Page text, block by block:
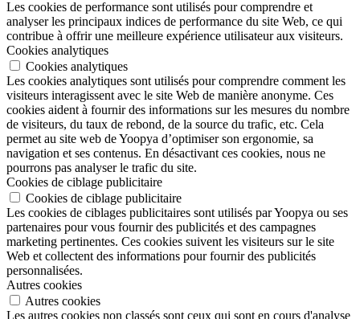
Les cookies de performance sont utilisés pour comprendre et
analyser les principaux indices de performance du site Web, ce qui
contribue à offrir une meilleure expérience utilisateur aux visiteurs.
Cookies analytiques
Cookies analytiques
Les cookies analytiques sont utilisés pour comprendre comment les
visiteurs interagissent avec le site Web de manière anonyme. Ces
cookies aident à fournir des informations sur les mesures du nombre
de visiteurs, du taux de rebond, de la source du trafic, etc. Cela
permet au site web de Yoopya d’optimiser son ergonomie, sa
navigation et ses contenus. En désactivant ces cookies, nous ne
pourrons pas analyser le trafic du site.
Cookies de ciblage publicitaire
Cookies de ciblage publicitaire
Les cookies de ciblages publicitaires sont utilisés par Yoopya ou ses
partenaires pour vous fournir des publicités et des campagnes
marketing pertinentes. Ces cookies suivent les visiteurs sur le site
Web et collectent des informations pour fournir des publicités
personnalisées.
Autres cookies
Autres cookies
Les autres cookies non classés sont ceux qui sont en cours d'analyse